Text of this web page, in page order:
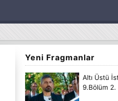
Yeni Fragmanlar
Altı Üstü
9.Bölüm 2.